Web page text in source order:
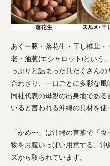
あぐー豚・落花生・干し椎茸
老・油葱(エシャロット)という
っぷりと詰まった具だくさん
合わさり、一口ごとに多彩な風
同社代表の母親の出身地であ
いると言われる沖縄の具材を使
「かめ〜」は沖縄の言葉で「
物をお腹いっぱい用意する、
ズから取られています。